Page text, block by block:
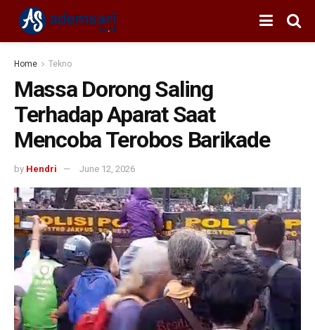
Home Tekno
Massa Dorong Saling
Terhadap Aparat Saat
Mencoba Terobos Barikade
by Hendri June 12, 2026